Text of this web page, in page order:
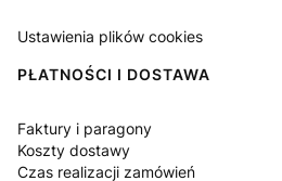
Ustawienia plików cookies
PŁATNOŚCI I DOSTAWA
Faktury i paragony
Koszty dostawy
Czas realizacji zamówień